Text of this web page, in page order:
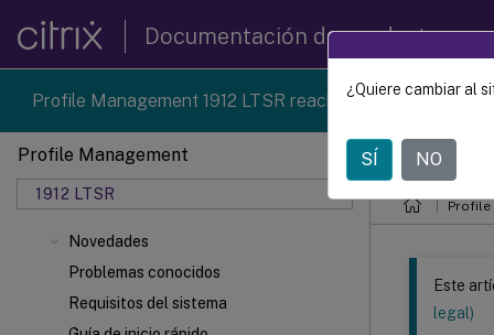
Documentación de productos
Profile Management 1912 LTSR reached end-of-life on
Profile Management
1912 LTSR
Novedades
Problemas conocidos
Requisitos del sistema
Este
Profile
Este
legal)
¿Quiere cambiar al
SÍ NO